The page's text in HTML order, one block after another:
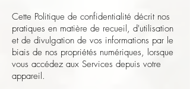
Cette Politique de confidentialité décrit nos
pratiques en matière de recueil, d'utilisation
et de divulgation de vos informations par le
biais de nos propriétés numériques, lorsque
vous accédez aux Services depuis votre
appareil.